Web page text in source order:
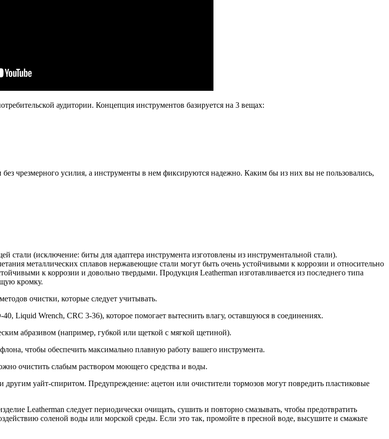
аудитории. Концепция инструментов базируется на 3 вещах:
чрезмерного усилия, а инструменты в нем фиксируются надежно. Каким бы из них вы не пользовались,
стали (исключение: биты для адаптера инструмента изготовлены из инструментальной стали).
металлических сплавов нержавеющие стали могут быть очень устойчивыми к коррозии и относительно
к коррозии и довольно твердыми. Продукция Leatherman изготавливается из последнего типа
кромку.
очистки, которые следует учитывать.
Liquid Wrench, CRC 3-36), которое помогает вытеснить влагу, оставшуюся в соединениях.
абразивом (например, губкой или щеткой с мягкой щетиной).
чтобы обеспечить максимально плавную работу вашего инструмента.
очистить слабым раствором моющего средства и воды.
уайт-спиритом. Предупреждение: ацетон или очистители тормозов могут повредить пластиковые
Leatherman следует периодически очищать, сушить и повторно смазывать, чтобы предотвратить
соленой воды или морской среды. Если это так, промойте в пресной воде, высушите и смажьте